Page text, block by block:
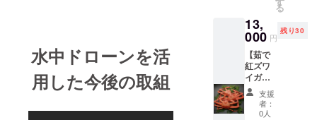
水中ドローンを活
用した今後の取組
られま
す。
ださ
い。 ※
お届け
予定日
を2021
年7月に
してお
ります
が、天
い方で
もご利
用いた
だける
「手ぶ
らプラ
ン」で
す。 山
陰の釣
る
13,
000 円
残り30
【茹で
紅ズワ
イガニ
枚５入
り】全
体(裏表
支援
者：
0人